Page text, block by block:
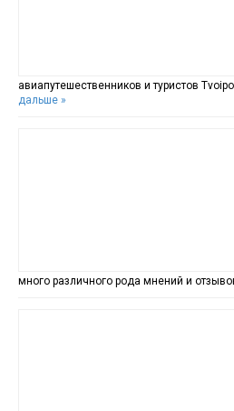
авиапутешественников и туристов
дальше »
много различного рода мнений и